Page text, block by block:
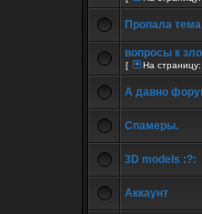
Пропала
вопросы к
[ На страницу:
А давно
Спамеры.
3D models :?:
Аккаунт